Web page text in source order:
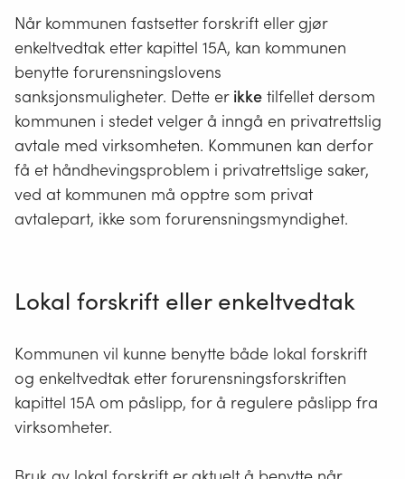
varsling av unormale påslipp av avløpsvann,
og
e.utslippskontroll og rapportering av fastsatte
krav til avløpsvann og avløpsgebyrer.
Krav i medhold av første ledd kan kun fastsettes
for å sikre at:
1. avløpsanlegget kan overholde utslippskrav,
2.avløpsanlegget og dertil hørende utstyr ikke
slambehandling ikke vanskeliggjøres,
forsvarlig og miljømessig akseptabel måte,
eller
5.helsen til personalet som arbeider med
avløpsnettet og på renseanlegget beskyttes.
Med avløpsvann fra virksomhet menes alt
Når kommunen fastsetter forskrift eller gjør
enkeltvedtak etter kapittel 15A, kan kommunen
benytte forurensningslovens
sanksjonsmuligheter. Dette er ikke tilfellet dersom
kommunen i stedet velger å inngå en privatrettslig
avtale med virksomheten. Kommunen kan derfor
få et håndhevingsproblem i privatrettslige saker,
ved at kommunen må opptre som privat
avtalepart, ikke som forurensningsmyndighet.
Lokal forskrift eller enkeltvedtak
Kommunen vil kunne benytte både lokal forskrift
og enkeltvedtak etter forurensningsforskriften
kapittel 15A om påslipp, for å regulere påslipp fra
virksomheter.